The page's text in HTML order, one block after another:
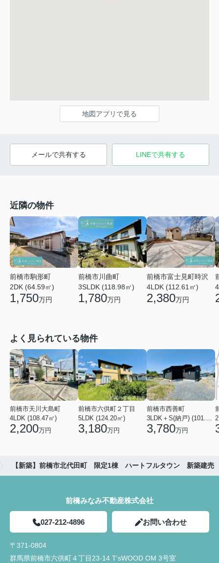
地図アプリで見る
メールで共有する LINEで共有する
近隣の物件
前橋市駒形町
2DK (64.59㎡)
1,750万円
前橋市川曲町
3SLDK (118.98㎡)
1,780万円
前橋市富士見町時沢
4LDK (112.61㎡)
2,380万円
よく見られている物件
前橋市天川大島町
4LDK (108.47㎡)
2,200万円
前橋市六供町２丁目
5LDK (124.20㎡)
3,180万円
前橋市西善町
3LDK＋S(納戸) (101.02㎡)
3,780万円
【新築】前橋市北代田町 限定1棟 ハートフルタウン 新築建売
前橋みなみ不動産株式会社
027-212-4896 お問い合わせ
〒371-0804
群馬県前橋市六供町４丁目23‐14 T'sWOOD OM 3号室